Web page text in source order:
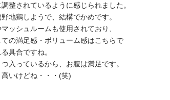
整されているように感じられました。
地鶏しようで、結構でかめです。
ッシュルームも使用されており、
の満足感・ボリューム感はこちらで
具合ですね。
入っているから、お腹は満足です。
高いけどね・・・(笑)